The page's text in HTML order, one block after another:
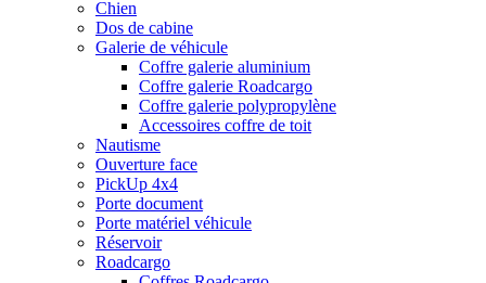
Chien
Dos de cabine
Galerie de véhicule
Coffre galerie aluminium
Coffre galerie Roadcargo
Coffre galerie polypropylène
Accessoires coffre de toit
Nautisme
Ouverture face
PickUp 4x4
Porte document
Porte matériel véhicule
Réservoir
Roadcargo